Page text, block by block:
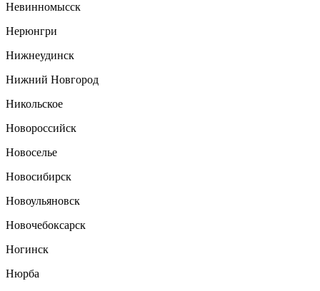
Невинномысск
Нерюнгри
Нижнеудинск
Нижний Новгород
Никольское
Новороссийск
Новоселье
Новосибирск
Новоульяновск
Новочебоксарск
Ногинск
Нюрба